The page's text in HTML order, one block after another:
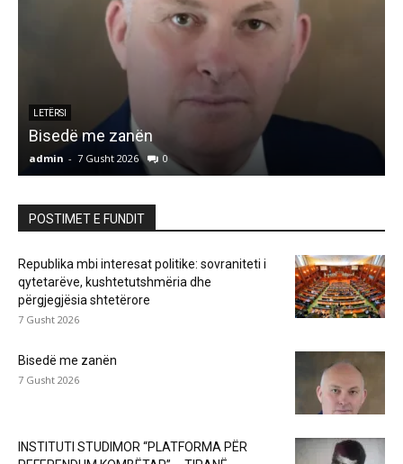
LETËRSI
Bisedë me zanën
admin - 7 Gusht 2026 0
POSTIMET E FUNDIT
Republika mbi interesat politike: sovraniteti i
qytetarëve, kushtetutshmëria dhe
përgjegjësia shtetërore
7 Gusht 2026
Bisedë me zanën
7 Gusht 2026
INSTITUTI STUDIMOR “PLATFORMA PËR